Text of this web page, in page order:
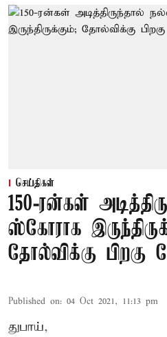
செய்திகள்
150-ரன்கள்
ஸ்கோராக
தோல்விக்கு பிறகு
Published on: 04 Oct 2021, 11:13 pm
துபாய்,